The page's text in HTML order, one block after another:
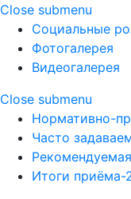
Close submenu
Социальные
Фотогалерея
Видеогалерея
Close submenu
Нормативно-
Часто
Итоги приёма-